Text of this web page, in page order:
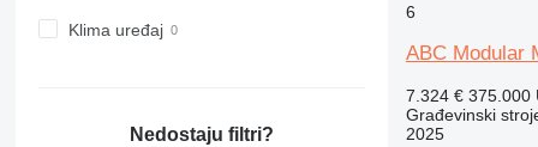
F-series
Klima uređaj
Nedostaju filtri?
6
ABC Modular
7.324 € 375.000
Građevinski
2025